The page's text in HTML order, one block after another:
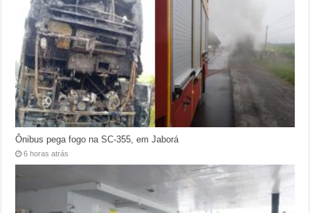
Ônibus pega fogo na SC-355, em Jaborá
6 horas atrás